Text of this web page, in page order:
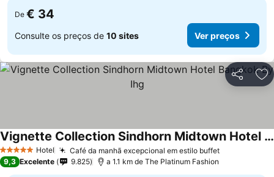
De € 34
Consulte os preços de 10 sites Ver preços
Partilhar
5 Estrelas Hotel Café da manhã excepcional em estilo buffet
Vignette Collection Sindhorn Midtown Hotel Bangkok By Ihg
9,3 Excelente 9.825 a 1.1 km de The Platinum Fashion